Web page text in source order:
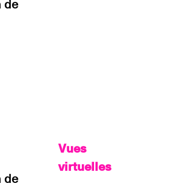
de
de
Vues
virtuelles